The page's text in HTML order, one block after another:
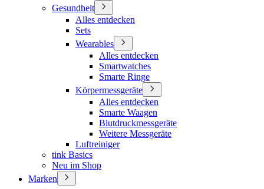
Gesundheit
Alles entdecken
Sets
Wearables
Alles entdecken
Smartwatches
Smarte Ringe
Körpermessgeräte
Alles entdecken
Smarte Waagen
Blutdruckmessgeräte
Weitere Messgeräte
Luftreiniger
tink Basics
Neu im Shop
Marken